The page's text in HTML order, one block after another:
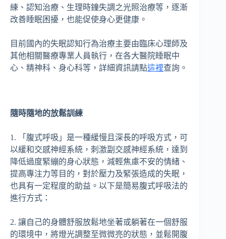
練、認知治療、生理時鐘失調之光照治療等，逐漸
改善睡眠困擾，也能促使身心更健康。
目前國內的失眠認知行為治療主要由臨床心理師及
其他相關醫療專業人員執行，在各大醫院睡眠中
心、精神科、身心科等，詳細資訊請點這裡查詢。
隨時隨地的放鬆訓練
1. 「腹式呼吸」是一種緩慢且深長的呼吸方式，可
以緩和交感神經系統，刺激副交感神經系統，達到
降低過度緊繃的身心狀態，減輕焦慮不安的情緒、
提高專注力等目的，對於壓力及緊張造成的失眠，
也具有一定程度的助益。以下是簡易腹式呼吸法的
進行方式：
2. 讓自己的身體舒服放鬆地坐著或躺著在一個舒服
的環境中，將燈光調整至微微亮的狀態，並鬆開腹